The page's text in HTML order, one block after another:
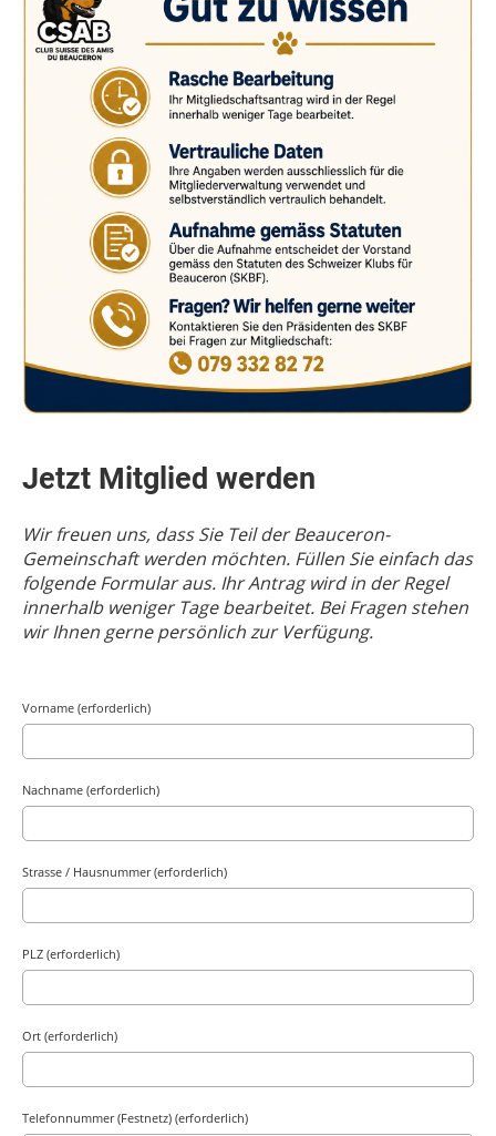
Jetzt Mitglied werden
Wir freuen uns, dass Sie Teil der Beauceron-
Gemeinschaft werden möchten. Füllen Sie einfach das
folgende Formular aus. Ihr Antrag wird in der Regel
innerhalb weniger Tage bearbeitet. Bei Fragen stehen
wir Ihnen gerne persönlich zur Verfügung.
Vorname (erforderlich)
Nachname (erforderlich)
Strasse / Hausnummer (erforderlich)
PLZ (erforderlich)
Ort (erforderlich)
Telefonnummer (Festnetz) (erforderlich)